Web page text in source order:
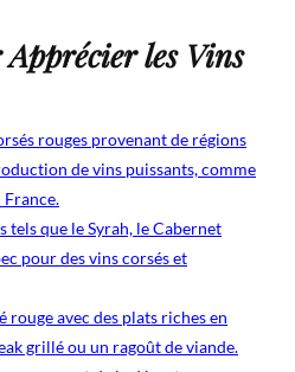
les Vins
rouges provenant de régions
de vins puissants, comme
France.
tels que le Syrah, le Cabernet
pour des vins corsés et
rouge avec des plats riches en
grillé ou un ragoût de viande.